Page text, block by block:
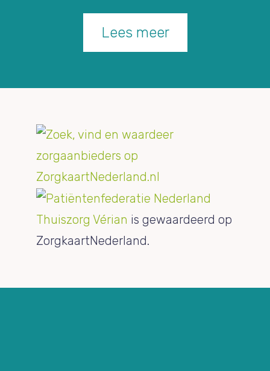
Lees meer
Thuiszorg Vérian is gewaardeerd op
ZorgkaartNederland.